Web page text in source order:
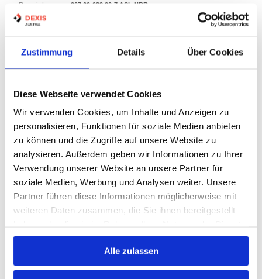
Zustimmung Details Über Cookies
Diese Webseite verwendet Cookies
Wir verwenden Cookies, um Inhalte und Anzeigen zu
personalisieren, Funktionen für soziale Medien anbieten
zu können und die Zugriffe auf unsere Website zu
analysieren. Außerdem geben wir Informationen zu Ihrer
Verwendung unserer Website an unsere Partner für
soziale Medien, Werbung und Analysen weiter. Unsere
Partner führen diese Informationen möglicherweise mit
weiteren Daten zusammen, die Sie ihnen bereitgestellt
gesammelt haben.
Alle zulassen
Bezeichnung:
007,00-022,00-7 ASL NBR
Innen Ø:
Bauform: AS
76 Varianten
STK Warenkorb
Nicht auf Lager
VARIANTEN